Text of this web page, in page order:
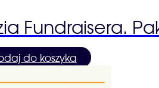
Fundraisera.
do koszyka